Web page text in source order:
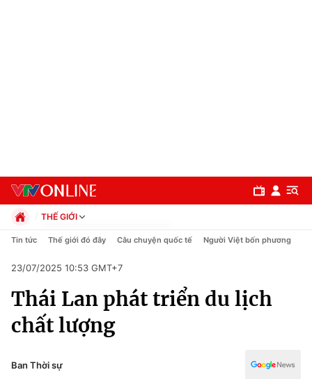
Chuyên mục
Chính trị
THẾ GIỚI
Chính trị
Pháp luật
Kinh tế
Thể thao
Truyền hình
Y tế
Tin tức Thế giới đó đây Câu chuyện quốc tế Người Việt bốn phương
23/07/2025 10:53 GMT+7
Thái Lan phát triển du lịch
chất lượng
Ban Thời sự